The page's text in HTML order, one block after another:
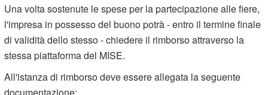
Una volta sostenute le spese per la partecipazione alle fiere,
l'impresa in possesso del buono potrà - entro il termine finale
di validità dello stesso - chiedere il rimborso attraverso la
stessa piattaforma del MISE.
All'istanza di rimborso deve essere allegata la seguente
documentazione: